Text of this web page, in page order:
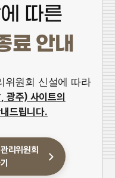
따른
료 안내
위원회 신설에 따라
광주) 사이트의
드립니다.
리위원회